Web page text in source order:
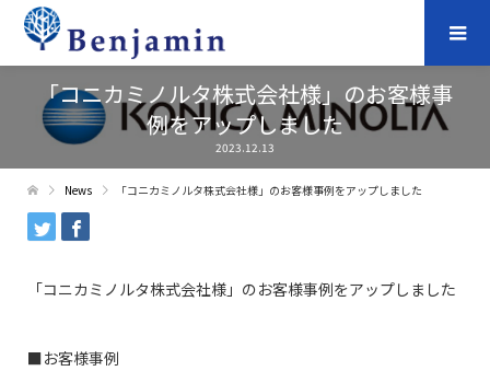
「コニカミノルタ株式会社様」のお客様事
例をアップしました
2023.12.13
News 「コニカミノルタ株式会社様」のお客様事例をアップしました
「コニカミノルタ株式会社様」のお客様事例をアップしました
■お客様事例